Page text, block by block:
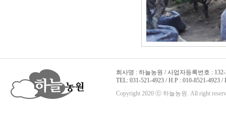
회사명 : 하늘농원 / 사업자등록번호 :
TEL: 031-521-4923 / H.P : 010-8521-4923 /
Copyright 2020 ⓒ 하늘농원. All right